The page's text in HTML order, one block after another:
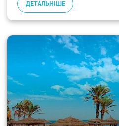
ДЕТАЛЬНІШЕ